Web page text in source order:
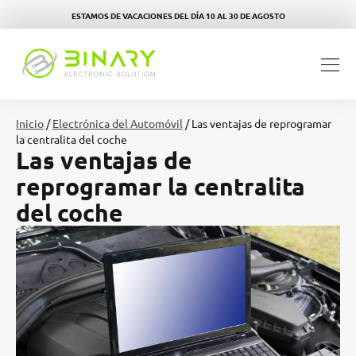
ESTAMOS DE VACACIONES DEL DÍA 10 AL 30 DE AGOSTO
Inicio /Electrónica del Automóvil / Las ventajas de reprogramar
la centralita del coche
Las ventajas de
reprogramar la centralita
del coche